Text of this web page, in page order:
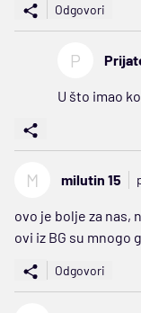
Odgovori
P
U što imao
M milutin 15
ovo je bolje za nas,
ovi iz BG su mnogo
Odgovori